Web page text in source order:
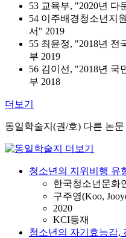
53 교육부, "2020년 다
54 이주배경청소년지
서" 2019
55 최윤정, "2018년
부 2019
56 김이선, "2018년 국
부 2018
더보기
동일학술지(권/호) 다른 논문
청소년의 지위비행 유
한국청소년문화
구주영(Koo,
2020
KCI등재
청소년의 자기효능감,